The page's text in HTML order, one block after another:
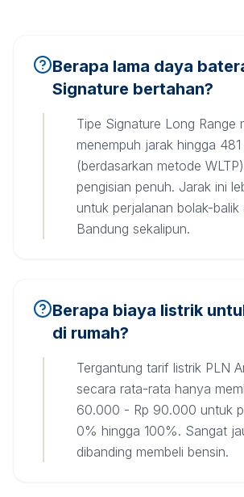
Berapa lama daya
Signature bertahan?
Tipe Signature Long Range
menempuh jarak hingga
(berdasarkan metode
pengisian penuh. Jarak ini
untuk perjalanan bolak-
Bandung sekalipun.
Berapa biaya listrik
di rumah?
Tergantung tarif listrik PLN
secara rata-rata hanya
60.000 - Rp 90.000 untuk
0% hingga 100%. Sangat
dibanding membeli bensin.